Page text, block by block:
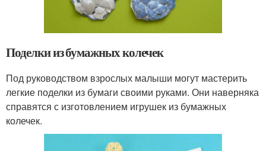
Поделки из бумажных колечек
Под руководством взрослых малыши могут мастерить
легкие поделки из бумаги своими руками. Они наверняка
справятся с изготовлением игрушек из бумажных
колечек.